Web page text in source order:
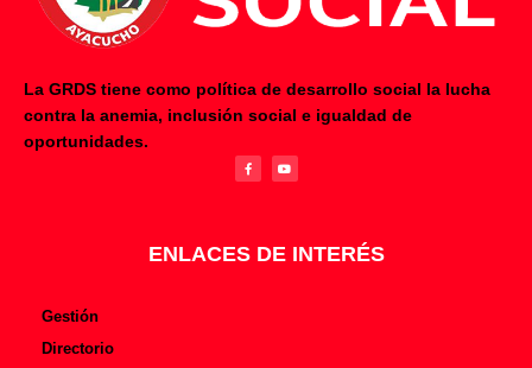
La GRDS tiene como política de desarrollo social la lucha
contra la anemia, inclusión social e igualdad de
oportunidades.
c
e
b
u
t
u
ENLACES DE INTERÉS
Gestión
Directorio